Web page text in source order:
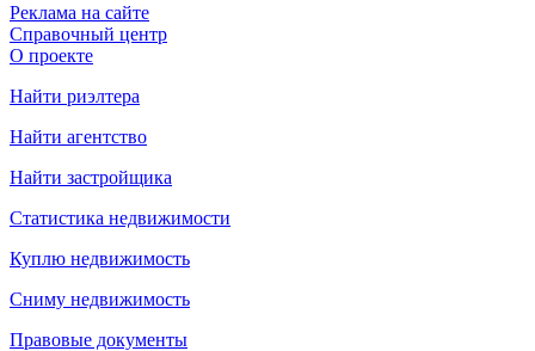
Реклама на сайте
Справочный центр
О проекте
Найти риэлтера
Найти агентство
Найти застройщика
Статистика недвижимости
Куплю недвижимость
Сниму недвижимость
Правовые документы